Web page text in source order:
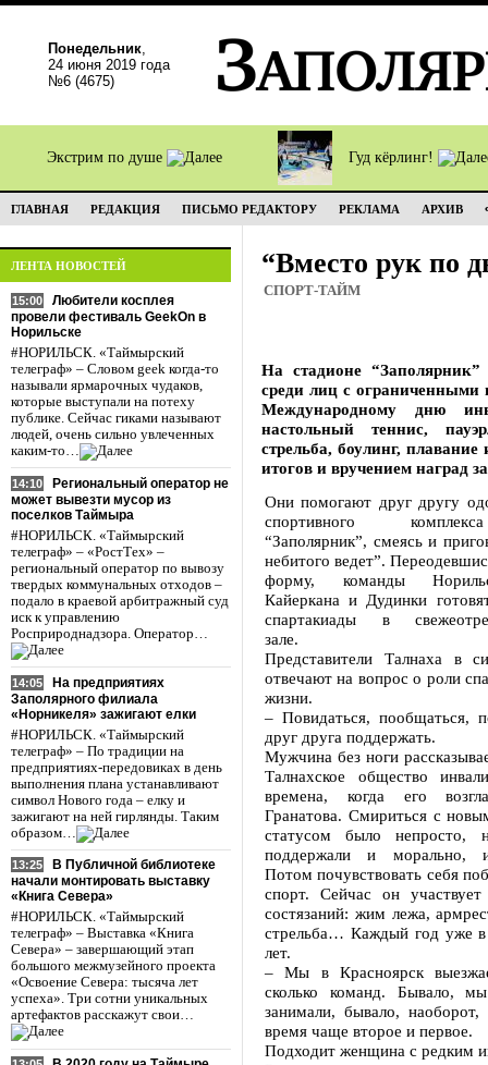
Понедельник,
24 июня 2019 года
№6 (4675)
Экстрим по душе Гуд кёрлинг!
ГЛАВНАЯ РЕДАКЦИЯ ПИСЬМО РЕДАКТОРУ РЕКЛАМА АРХИВ
ЛЕНТА НОВОСТЕЙ
15:00
Любители косплея
провели фестиваль GeekOn в
Норильске
#НОРИЛЬСК. «Таймырский
телеграф» – Словом geek когда-то
называли ярмарочных чудаков,
которые выступали на потеху
публике. Сейчас гиками называют
людей, очень сильно увлеченных
каким-то…
14:10
Региональный оператор не
может вывезти мусор из
поселков Таймыра
#НОРИЛЬСК. «Таймырский
телеграф» – «РостТех» –
региональный оператор по вывозу
твердых коммунальных отходов –
подало в краевой арбитражный суд
иск к управлению
Росприроднадзора. Оператор…
14:05
На предприятиях
Заполярного филиала
«Норникеля» зажигают елки
#НОРИЛЬСК. «Таймырский
телеграф» – По традиции на
предприятиях-передовиках в день
выполнения плана устанавливают
символ Нового года – елку и
зажигают на ней гирлянды. Таким
образом…
13:25
В Публичной библиотеке
начали монтировать выставку
«Книга Севера»
#НОРИЛЬСК. «Таймырский
телеграф» – Выставка «Книга
Севера» – завершающий этап
большого межмузейного проекта
«Освоение Севера: тысяча лет
успеха». Три сотни уникальных
артефактов расскажут свои…
“Вместо рук по
СПОРТ-ТАЙМ
На стадионе “Заполярник”
среди лиц с ограниченными
Международному дню
настольный теннис,
стрельба, боулинг,
итогов и вручением наград
Они помогают друг другу
спортивного
“Заполярник”, смеясь и
небитого ведет”.
форму, команды
Кайеркана и Дудинки
спартакиады в
зале.
Представители Талнаха в
отвечают на вопрос о роли
жизни.
– Повидаться, пообщаться,
друг друга поддержать.
Мужчина без ноги
Талнахское общество
времена, когда его
Гранатова. Смириться с
статусом было непросто,
поддержали и морально,
Потом почувствовать себя
спорт. Сейчас он
состязаний: жим лежа,
стрельба… Каждый год уже в
лет.
– Мы в Красноярск
сколько команд. Бывало,
занимали, бывало,
время чаще второе и первое.
Подходит женщина с редким